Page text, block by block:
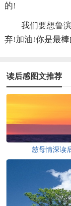
的!
我们要想鲁
弃!加油!你是最棒
读后感图文推荐
慈母情深读